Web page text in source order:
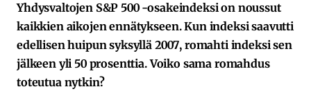
Yhdysvaltojen S&P 500 -osakeindeksi on noussut
kaikkien aikojen ennätykseen. Kun indeksi saavutti
edellisen huipun syksyllä 2007, romahti indeksi sen
jälkeen yli 50 prosenttia. Voiko sama romahdus
toteutua nytkin?